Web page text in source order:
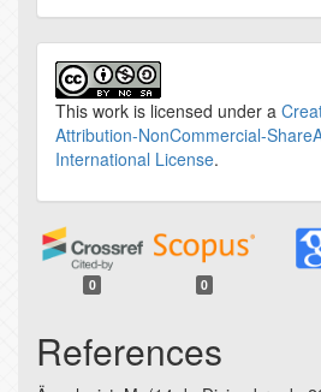
This work is licensed under a
Attribution-NonCommercial-
International License.
0 0
References